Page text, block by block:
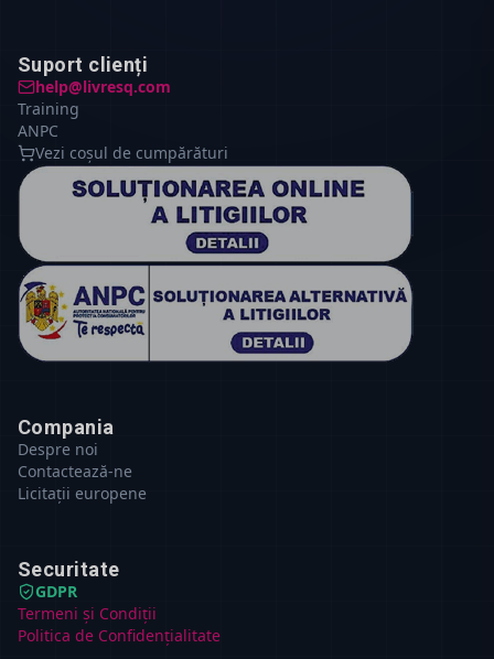
Suport clienți
help@livresq.com
Training
ANPC
Vezi coșul de cumpărături
Compania
Despre noi
Contactează-ne
Licitații europene
Securitate
GDPR
Termeni și Condiții
Politica de Confidențialitate